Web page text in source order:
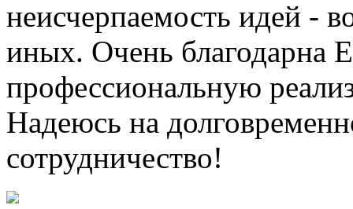
неисчерпаемость идей -
иных. Очень благодарна
профессиональную
Надеюсь на
сотрудничество!